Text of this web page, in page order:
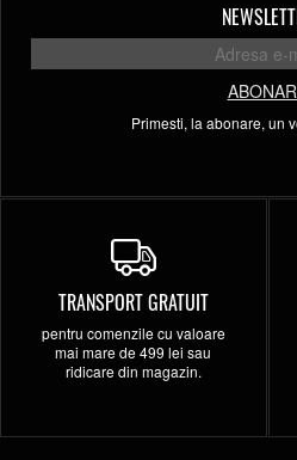
Primesti, la abonare, un
TRANSPORT GRATUIT
pentru comenzile cu valoare
mai mare de 499 lei sau
ridicare din magazin.